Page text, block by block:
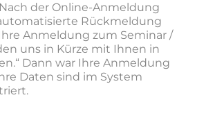
Nach der Online-Anmeldung
Rückmeldung
Anmeldung zum Seminar /
uns in Kürze mit Ihnen in
Dann war Ihre Anmeldung
Daten sind im System